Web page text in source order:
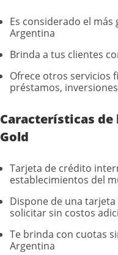
Es considerado el
Argentina
Brinda a tus clientes
Ofrece otros servicios
préstamos,
Características
Gold
Tarjeta de crédito
establecimientos del
Dispone de una
solicitar sin costos
Te brinda con cuotas
Argentina